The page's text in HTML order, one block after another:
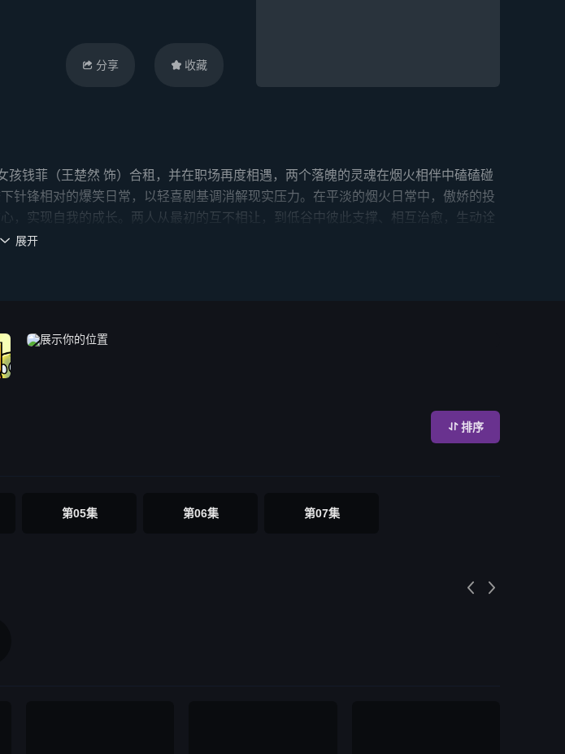
 分享  收藏
钱菲（王楚然 饰）合租，并在职场再度相遇，两个落魄的灵魂在烟火相伴中磕磕碰
针锋相对的爆笑日常，以轻喜剧基调消解现实压力。在平淡的烟火日常中，傲娇的投
，实现自我的成长。两人从最初的互不相让，到低谷中彼此支撑、相互治愈，生动诠
 展开
 排序
第05集 第06集 第07集
 